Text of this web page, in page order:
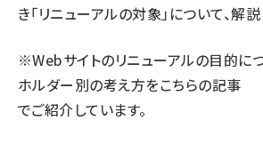
き「リニューアルの対象」について、解
※Webサイトのリニューアルの目的に
ホルダー別の考え方をこちらの記事
でご紹介しています。